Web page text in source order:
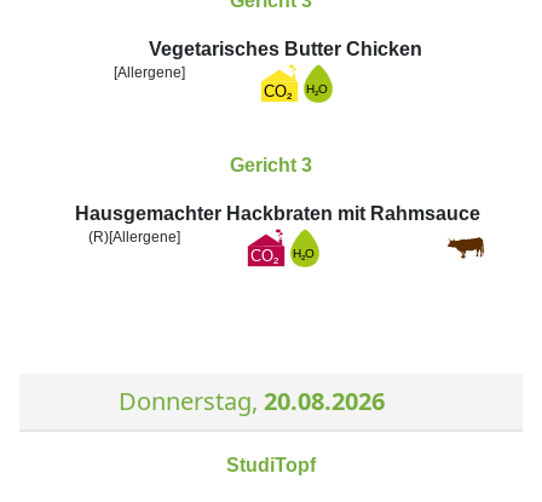
Vegetarisches Butter Chicken
[Allergene]
Gericht 3
Hausgemachter Hackbraten mit Rahmsauce
(R)[Allergene]
Donnerstag, 20.08.2026
StudiTopf